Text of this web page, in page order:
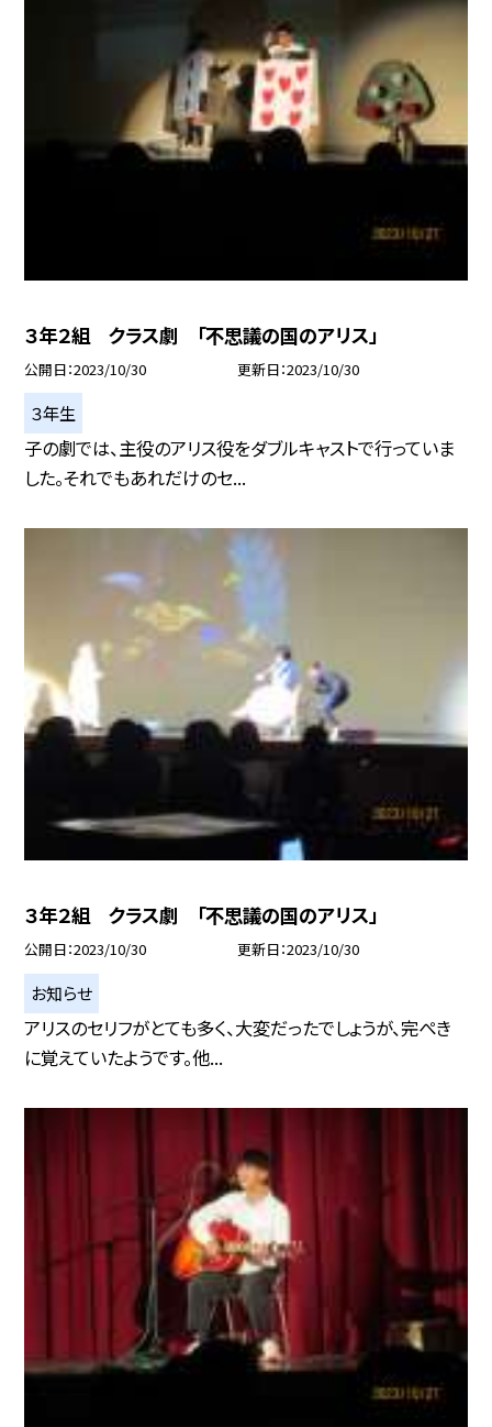
３年２組 クラス劇 「不思議の国のアリス」
公開日 2023/10/30 更新日 2023/10/30
３年生
子の劇では、主役のアリス役をダブルキャストで行っていま
した。それでもあれだけのセ...
３年２組 クラス劇 「不思議の国のアリス」
公開日 2023/10/30 更新日 2023/10/30
お知らせ
アリスのセリフがとても多く、大変だったでしょうが、完ぺき
に覚えていたようです。他...